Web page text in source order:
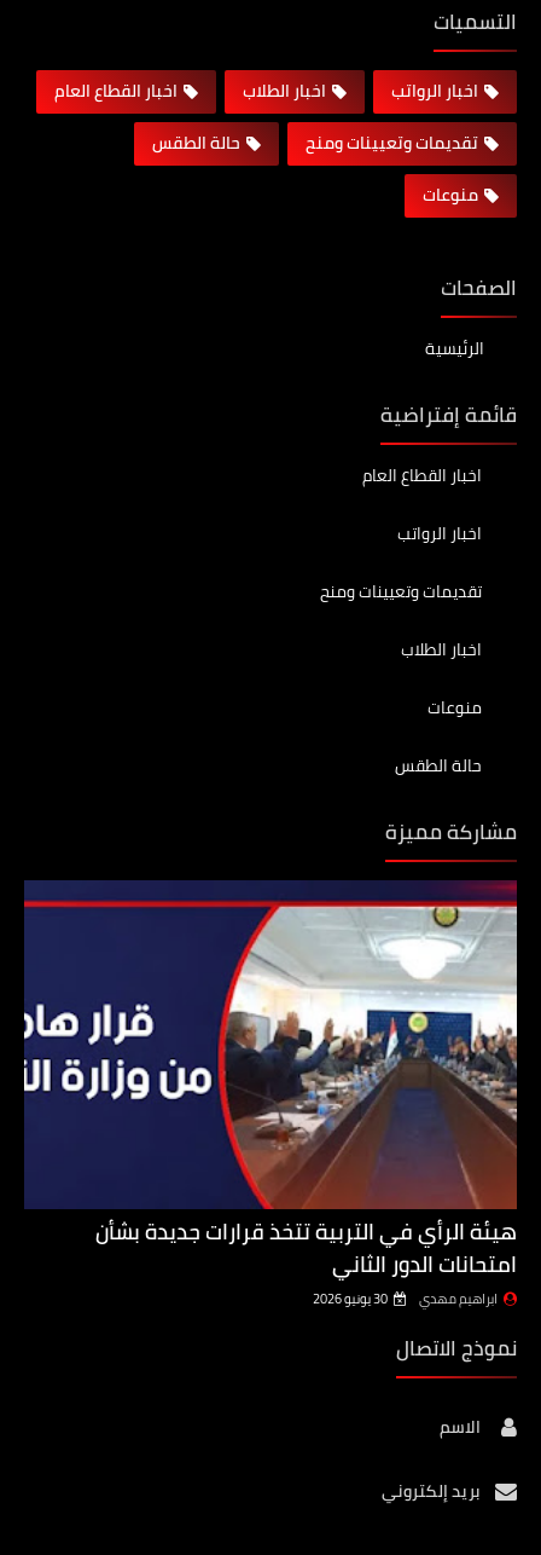
التسميات
اخبار الرواتب اخبار الطلاب
اخبار القطاع العام
تقديمات وتعيينات ومنح
حالة الطقس
منوعات
الصفحات
الرئيسية
قائمة إفتراضية
اخبار القطاع العام
اخبار الرواتب
تقديمات وتعيينات ومنح
اخبار الطلاب
منوعات
حالة الطقس
مشاركة مميزة
هيئة الرأي في التربية تتخذ قرارات جديدة بشأن
امتحانات الدور الثاني
ابراهيم مهدي 30 يونيو 2026
نموذج الاتصال
الاسم
بريد إلكتروني